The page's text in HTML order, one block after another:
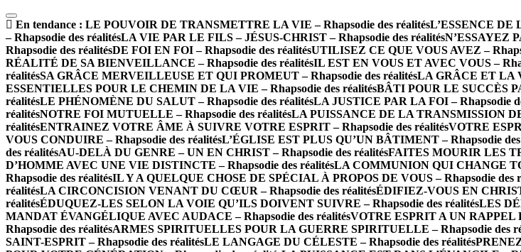
En tendance : LE POUVOIR DE TRANSMETTRE LA VIE – Rhapsodie des réalitésL’ESSENCE DE
– Rhapsodie des réalitésLA VIE PAR LE FILS – JÉSUS-CHRIST – Rhapsodie des réalitésN’ESSAYEZ
Rhapsodie des réalitésDE FOI EN FOI – Rhapsodie des réalitésUTILISEZ CE QUE VOUS AVEZ –
RÉALITÉ DE SA BIENVEILLANCE – Rhapsodie des réalitésIL EST EN VOUS ET AVEC VOUS –
réalitésSA GRÂCE MERVEILLEUSE ET QUI PROMEUT – Rhapsodie des réalitésLA GRÂCE ET LA
ESSENTIELLES POUR LE CHEMIN DE LA VIE – Rhapsodie des réalitésBÂTI POUR LE SUCCÈS
réalitésLE PHÉNOMÈNE DU SALUT – Rhapsodie des réalitésLA JUSTICE PAR LA FOI – Rhapsodie
réalitésNOTRE FOI MUTUELLE – Rhapsodie des réalitésLA PUISSANCE DE LA TRANSMISSION
réalitésENTRAINEZ VOTRE ÂME À SUIVRE VOTRE ESPRIT – Rhapsodie des réalitésVOTRE
VOUS CONDUIRE – Rhapsodie des réalitésL’ÉGLISE EST PLUS QU’UN BÂTIMENT – Rhapsodie
des réalitésAU-DELÀ DU GENRE – UN EN CHRIST – Rhapsodie des réalitésFAITES MOURIR LES
D’HOMME AVEC UNE VIE DISTINCTE – Rhapsodie des réalitésLA COMMUNION QUI CHANGE
Rhapsodie des réalitésIL Y A QUELQUE CHOSE DE SPÉCIAL À PROPOS DE VOUS – Rhapsodie des
réalitésLA CIRCONCISION VENANT DU CŒUR – Rhapsodie des réalitésÉDIFIEZ-VOUS EN
réalitésÉDUQUEZ-LES SELON LA VOIE QU’ILS DOIVENT SUIVRE – Rhapsodie des réalitésLES
MANDAT ÉVANGÉLIQUE AVEC AUDACE – Rhapsodie des réalitésVOTRE ESPRIT A UN RAPPEL
Rhapsodie des réalitésARMES SPIRITUELLES POUR LA GUERRE SPIRITUELLE – Rhapsodie des
SAINT-ESPRIT – Rhapsodie des réalitésLE LANGAGE DU CÉLESTE – Rhapsodie des réalités